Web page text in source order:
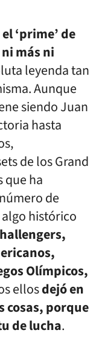
‘prime’ de
más ni
leyenda tan
Aunque
siendo Juan
hasta
de los Grand
que ha
de
histórico
Olímpicos,
ellosdejó en
cosas, porque
de lucha.